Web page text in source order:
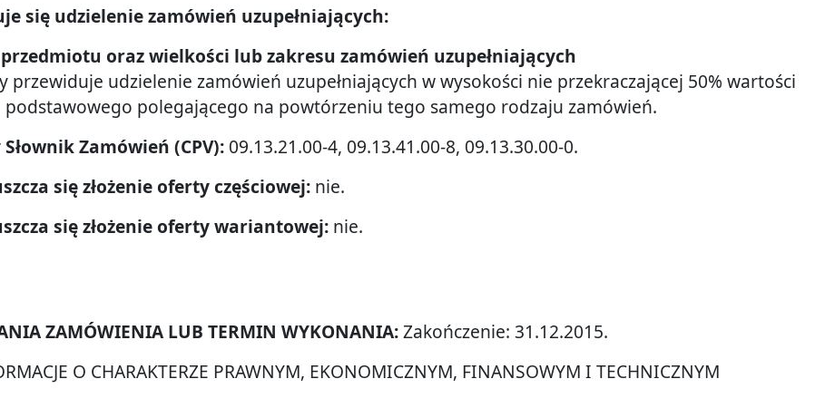
się udzielenie zamówień uzupełniających:
oraz wielkości lub zakresu zamówień uzupełniających
przewiduje udzielenie zamówień uzupełniających w wysokości nie przekraczającej 50% wartości
polegającego na powtórzeniu tego samego rodzaju zamówień.
Zamówień (CPV): 09.13.21.00-4, 09.13.41.00-8, 09.13.30.00-0.
się złożenie oferty częściowej: nie.
się złożenie oferty wariantowej: nie.
ZAMÓWIENIA LUB TERMIN WYKONANIA:Zakończenie: 31.12.2015.
O CHARAKTERZE PRAWNYM, EKONOMICZNYM, FINANSOWYM I TECHNICZNYM